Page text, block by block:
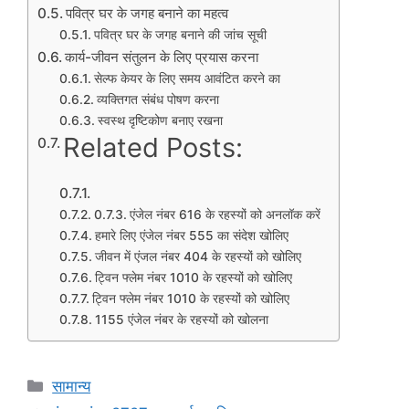
पवित्र घर के जगह बनाने का महत्व
पवित्र घर के जगह बनाने की जांच सूची
कार्य-जीवन संतुलन के लिए प्रयास करना
सेल्फ केयर के लिए समय आवंटित करने का
व्यक्तिगत संबंध पोषण करना
स्वस्थ दृष्टिकोण बनाए रखना
Related Posts:
एंजेल नंबर 616 के रहस्यों को अनलॉक करें
हमारे लिए एंजेल नंबर 555 का संदेश खोलिए
जीवन में एंजल नंबर 404 के रहस्यों को खोलिए
ट्विन फ्लेम नंबर 1010 के रहस्यों को खोलिए
ट्विन फ्लेम नंबर 1010 के रहस्यों को खोलिए
1155 एंजेल नंबर के रहस्यों को खोलना
Categories
सामान्य